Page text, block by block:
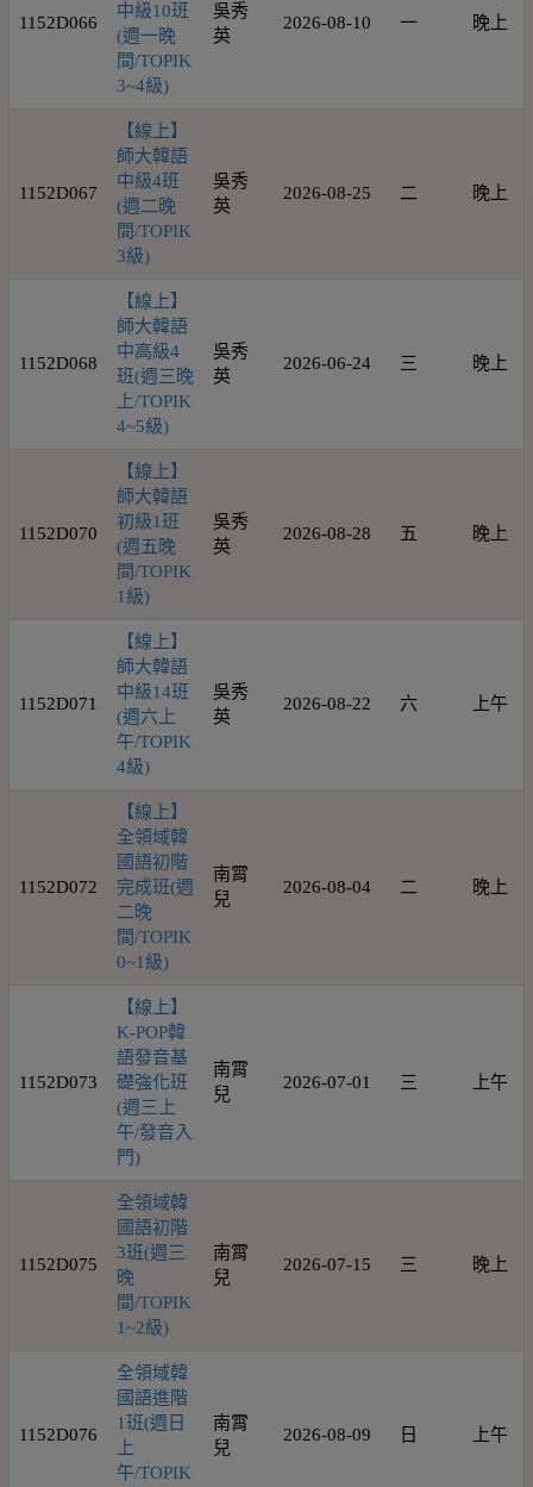
1152D066
中級10班
(週一晚
間/TOPIK
3~4級)
吳秀
英
2026-08-10 一 晚上
1152D067
【線上】
師大韓語
中級4班
(週二晚
間/TOPIK
3級)
吳秀
英
2026-08-25 二 晚上
1152D068
【線上】
師大韓語
中高級4
班(週三晚
上/TOPIK
4~5級)
吳秀
英
2026-06-24 三 晚上
1152D070
【線上】
師大韓語
初級1班
(週五晚
間/TOPIK
1級)
吳秀
英
2026-08-28 五 晚上
1152D071
【線上】
師大韓語
中級14班
(週六上
午/TOPIK
4級)
吳秀
英
2026-08-22 六 上午
1152D072
【線上】
全領域韓
國語初階
完成班(週
二晚
間/TOPIK
0~1級)
南霄
兒
2026-08-04 二 晚上
1152D073
【線上】
K-POP韓
語發音基
礎強化班
(週三上
午/發音入
門)
南霄
兒
2026-07-01 三 上午
1152D075
全領域韓
國語初階
3班(週三
晚
間/TOPIK
1~2級)
南霄
兒
2026-07-15 三 晚上
1152D076
全領域韓
國語進階
1班(週日
上
午/TOPIK
南霄
兒
2026-08-09 日 上午